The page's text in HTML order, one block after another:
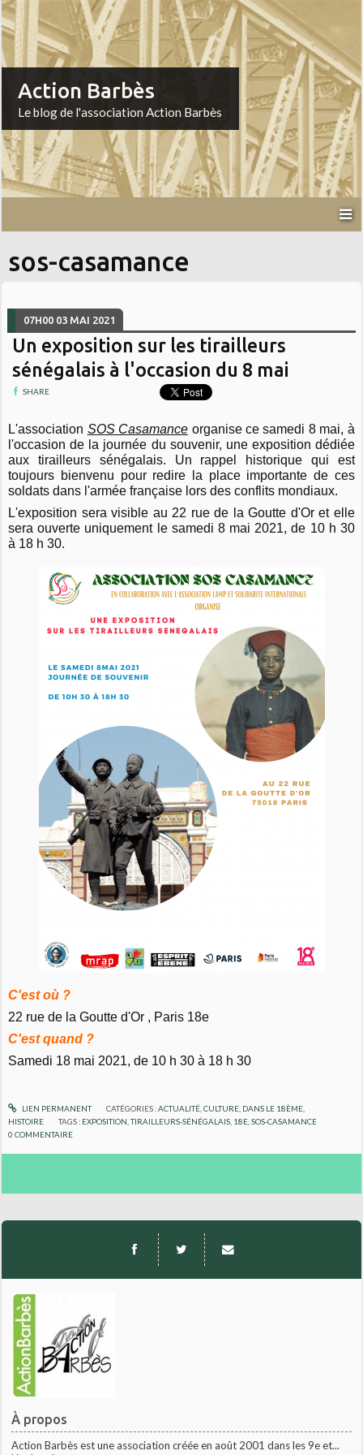
À propos
Action Barbès est une association créée en août 2001 dans les 9e et...
Action Barbès
Le blog de l'association Action Barbès
sos-casamance
07H00 03 MAI 2021
Un exposition sur les tirailleurs
sénégalais à l'occasion du 8 mai
SHARE
L'association SOS Casamance organise ce samedi 8 mai, à
l'occasion de la journée du souvenir, une exposition dédiée
aux tirailleurs sénégalais. Un rappel historique qui est
toujours bienvenu pour redire la place importante de ces
soldats dans l'armée française lors des conflits mondiaux.
L'exposition sera visible au 22 rue de la Goutte d'Or et elle
sera ouverte uniquement le samedi 8 mai 2021, de 10 h 30
à 18 h 30.
C'est où ?
22 rue de la Goutte d'Or , Paris 18e
C'est quand ?
Samedi 18 mai 2021, de 10 h 30 à 18 h 30
LIEN PERMANENT CATÉGORIES :ACTUALITÉ, CULTURE, DANS LE 18ÈME,
HISTOIRE
TAGS : EXPOSITION ,TIRAILLEURS-SÉNÉGALAIS 18E ,SOS-CASAMANCE
0 COMMENTAIRE